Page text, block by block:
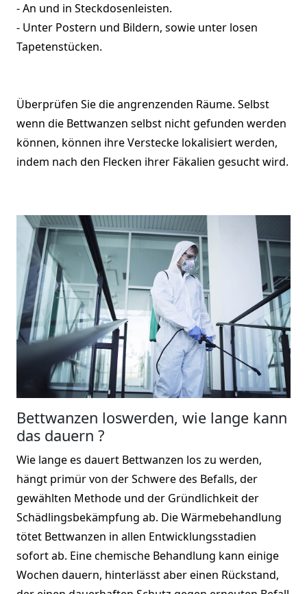
- An und in Steckdosenleisten.
- Unter Postern und Bildern, sowie unter losen
Tapetenstücken.
Überprüfen Sie die angrenzenden Räume. Selbst
wenn die Bettwanzen selbst nicht gefunden werden
können, können ihre Verstecke lokalisiert werden,
indem nach den Flecken ihrer Fäkalien gesucht wird.
Bettwanzen loswerden, wie lange kann
das dauern ?
Wie lange es dauert Bettwanzen los zu werden,
hängt primür von der Schwere des Befalls, der
gewählten Methode und der Gründlichkeit der
Schädlingsbekämpfung ab. Die Wärmebehandlung
tötet Bettwanzen in allen Entwicklungsstadien
sofort ab. Eine chemische Behandlung kann einige
Wochen dauern, hinterlässt aber einen Rückstand,